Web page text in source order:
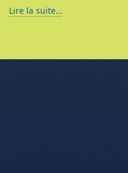
Lire la suite…